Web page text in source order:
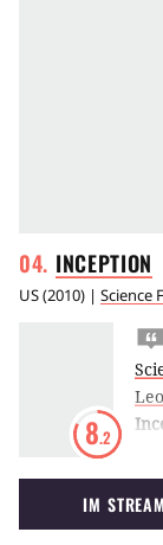
INCEPTION
US(2010) | Science
8.2
IM STREAM